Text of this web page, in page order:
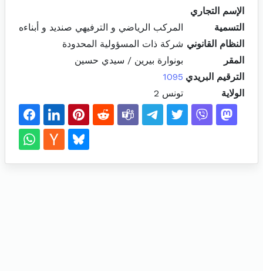
الإسم التجاري
التسمية
المركب الرياضي و الترفيهي صنديد و أبناءه
النظام القانوني شركة ذات المسؤولية المحدودة
المقر
بونوارة بيرين / سيدي حسين
الترقيم البريدي 1095
الولاية
تونس 2